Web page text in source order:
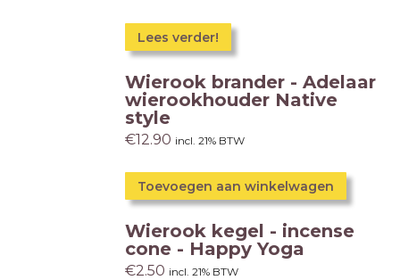
Lees verder!
Wierook brander - Adelaar
wierookhouder Native
style
€12.90 incl. 21% BTW
Toevoegen aan winkelwagen
Wierook kegel - incense
cone - Happy Yoga
€2.50 incl. 21% BTW